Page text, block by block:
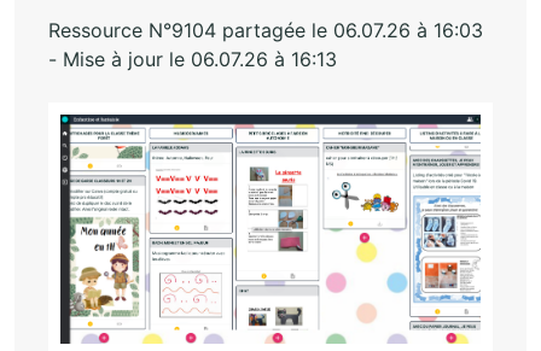
Ressource N°9104 partagée le 06.07.26 à 16:03
- Mise à jour le 06.07.26 à 16:13